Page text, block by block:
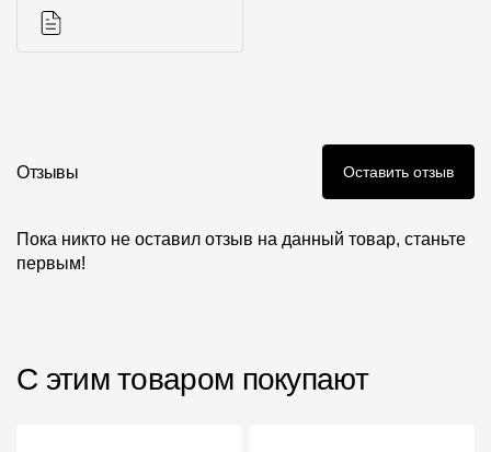
Отзывы Оставить отзыв
Пока никто не оставил отзыв на данный товар, станьте
первым!
С этим товаром покупают